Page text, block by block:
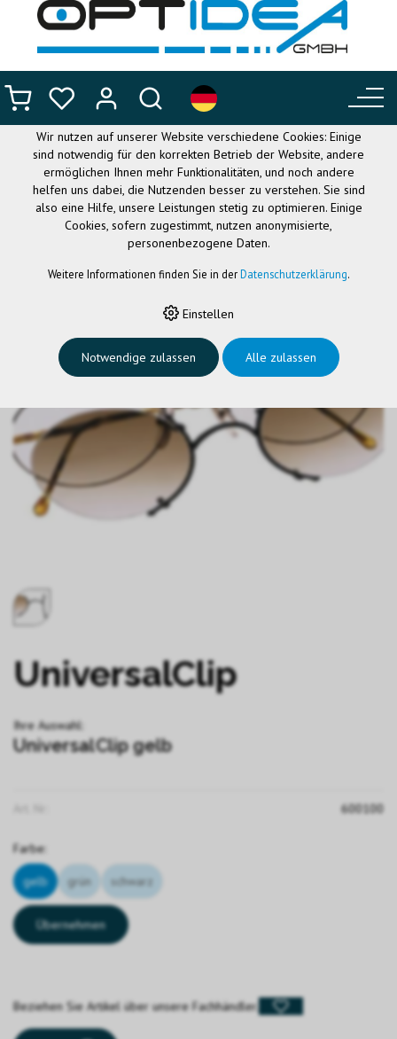
› CLIPSYSTEME › UNIVERSAL CLIP › UNIVERSALCLIP GELB
UniversalClip
Ihre Auswahl:
UniversalClip gelb
600100
Farbe:
gelb grün schwarz
Übernehmen
Beziehen Sie Artikel über unsere Fachhändler.
DIESE WEBSITE VERWENDET
COOKIES
Wir nutzen auf unserer Website verschiedene Cookies: Einige
sind notwendig für den korrekten Betrieb der Website, andere
ermöglichen Ihnen mehr Funktionalitäten, und noch andere
helfen uns dabei, die Nutzenden besser zu verstehen. Sie sind
also eine Hilfe, unsere Leistungen stetig zu optimieren. Einige
Cookies, sofern zugestimmt, nutzen anonymisierte,
personenbezogene Daten.
Weitere Informationen finden Sie in derDatenschutzerklärung.
Einstellen
Notwendige zulassen Alle zulassen